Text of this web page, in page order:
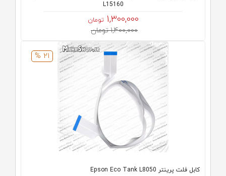
L15160
1,300,000 تومان
1,400,000 تومان
21 %
کابل فلت پرینتر Epson Eco Tank L8050